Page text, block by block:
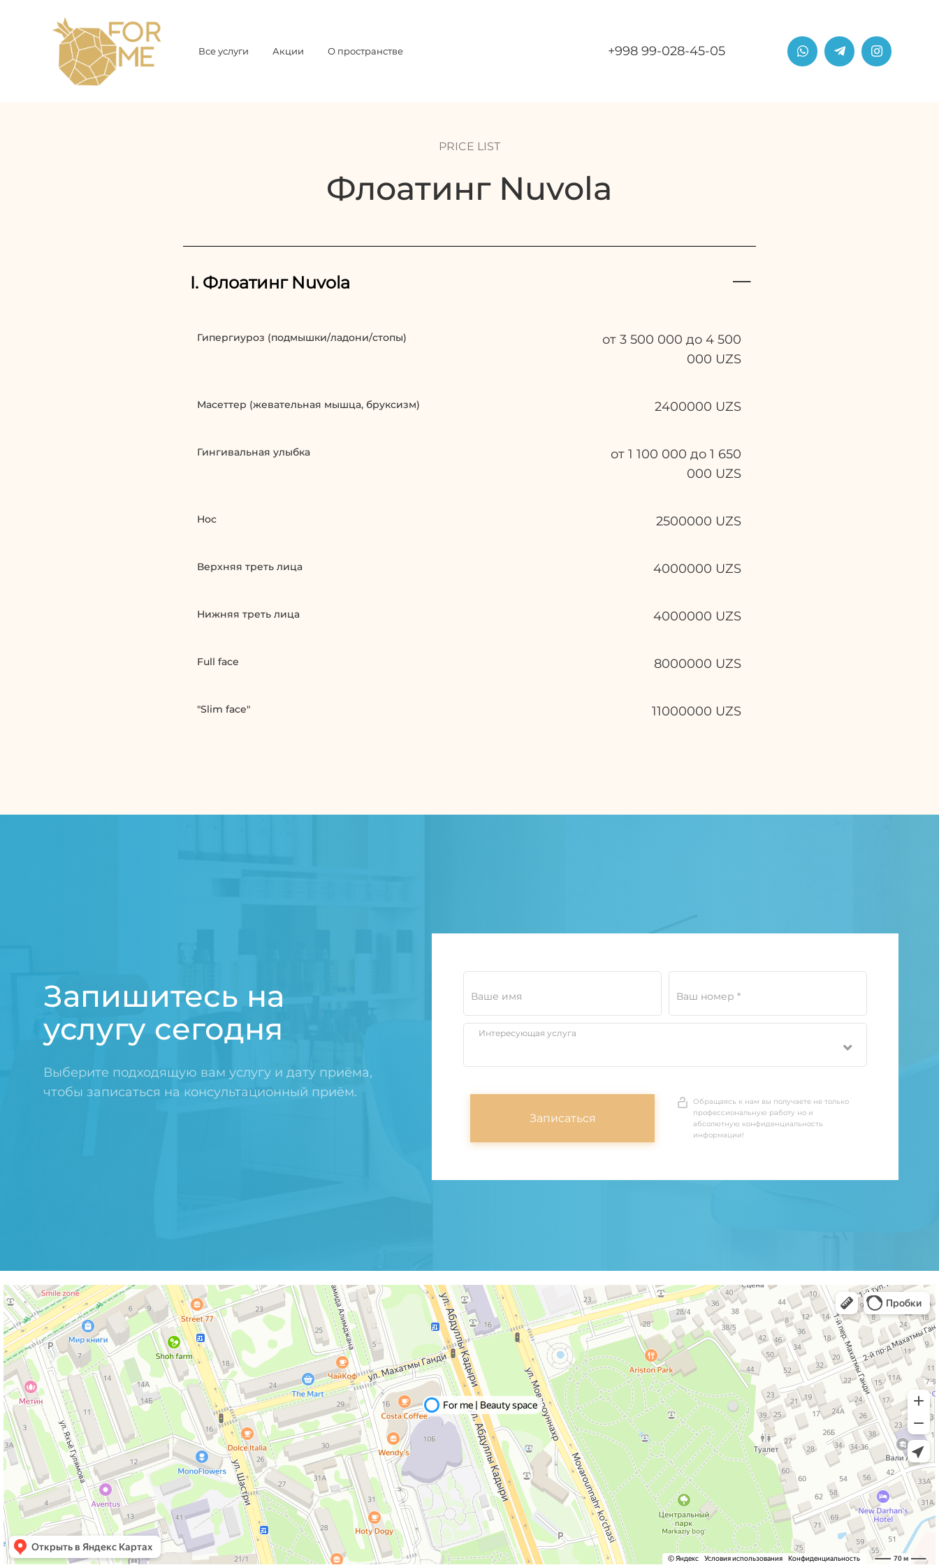
Все услуги Акции О пространстве +998 99-028-45-05
PRICE LIST
Флоатинг Nuvola
I. Флоатинг Nuvola
Гипергиуроз (подмышки/ладони/стопы)
от 3 500 000 до 4 500
000 UZS
Масеттер (жевательная мышца, бруксизм) 2400000 UZS
Гингивальная улыбка
от 1 100 000 до 1 650
000 UZS
Нос 2500000 UZS
Верхняя треть лица 4000000 UZS
Нижняя треть лица 4000000 UZS
Full face 8000000 UZS
"Slim face" 11000000 UZS
Запишитесь на
услугу сегодня
Выберите подходящую вам услугу и дату приёма,
чтобы записаться на консультационный приём.
Ваше имя Ваш номер *
Интересующая услуга
Записаться
Обращаясь к нам вы получаете не только
профессиональную работу но и
абсолютную конфиденциальность
информации!